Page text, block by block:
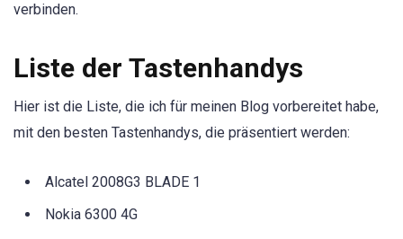
verbinden.
Liste der Tastenhandys
Hier ist die Liste, die ich für meinen Blog vorbereitet habe,
mit den besten Tastenhandys, die präsentiert werden:
Alcatel 2008G3 BLADE 1
Nokia 6300 4G